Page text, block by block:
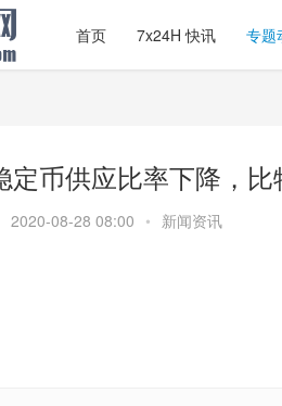
首页 7x24H 快讯 专题
定币供应比率下降，
2020-08-28 08:00 • 新闻资讯